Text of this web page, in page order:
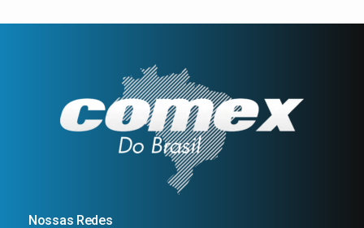
Nossas Redes